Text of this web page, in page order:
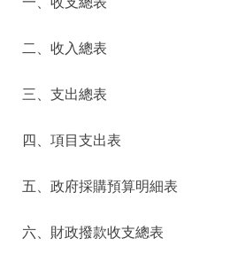
二、收入總表
三、支出總表
四、項目支出表
五、政府採購預算明細表
六、財政撥款收支總表